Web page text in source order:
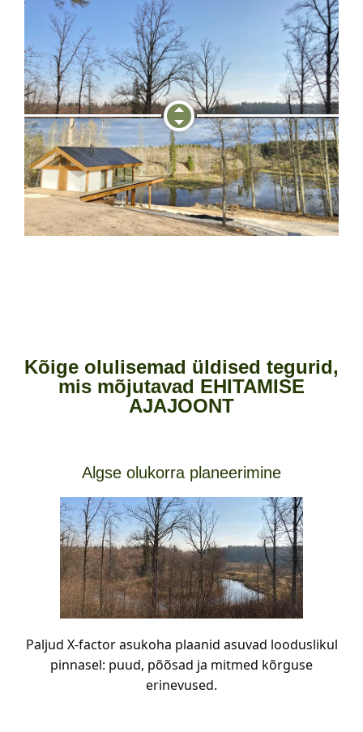
Kõige olulisemad üldised tegurid,
mis mõjutavad EHITAMISE
AJAJOONT
Algse olukorra planeerimine
Paljud X-factor asukoha plaanid asuvad looduslikul
pinnasel: puud, põõsad ja mitmed kõrguse
erinevused.